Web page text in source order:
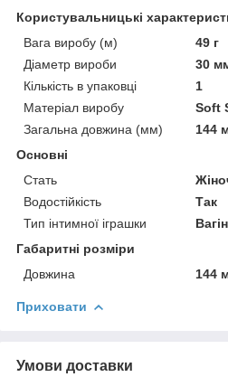
Користувальницькі
Вага виробу (м)
49 г
Діаметр вироби
30
Кількість в упаковці
1
Матеріал виробу
Soft
Загальна довжина (мм)
144
Основні
Стать
Водостійкість
Так
Тип інтимної іграшки
Габаритні розміри
Довжина
144
Приховати
Умови доставки